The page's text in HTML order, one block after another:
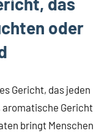
oder
Gericht, das jeden
aromatische Gericht
bringt Menschen